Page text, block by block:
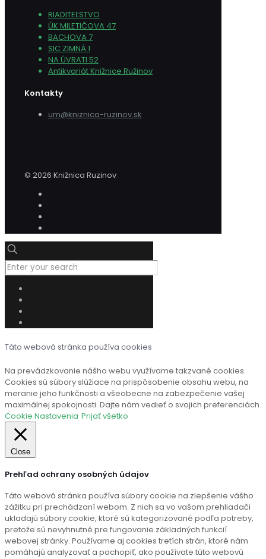
RIADITEĽSTVO
ÚK MILETIČOVA 47
BACHOVA 7
SIC ZIMNÁ 1
NA ÚVRATI 52
Antikvariát Knižnice Ružinov
Kontakty
um@kniznica-ruzinov.sk
© 2026 Knižnica Ruzinov
Táto webová stránka používa cookies
Na prevádzkovanie nášho webu využívame takzvané cookies.
Cookies sú súbory slúžiace na prispôsobenie obsahu webu, na
meranie jeho funkčnosti a všeobecne na zabezpečenie vašej
maximálnej spokojnosti. Dajte nám vedieť o svojich preferenciách.
Cookie Nastavenia Prijať všetko
Close
Prehľad ochrany osobných údajov
Táto webová stránka používa súbory cookie na zlepšenie vášho
zážitku pri prechádzaní webom. Z nich sa vo vašom prehliadači
ukladajú súbory cookie, ktoré sú kategorizované podľa potreby,
pretože sú nevyhnutné pre fungovanie základných funkcií
webovej stránky. Používame aj cookies tretích strán, ktoré nám
pomáhajú analyzovať a pochopiť, ako používate túto webovú